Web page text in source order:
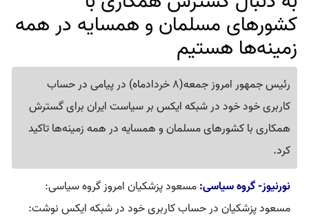
کشورهای مسلمان و همسایه در همه
زمینه‌ها هستیم
رئیس جمهور امروز جمعه(8 خردادماه) در پیامی در حساب
کاربری خود خود در شبکه ایکس بر سیاست ایران برای گسترش
همکاری با کشورهای مسلمان و همسایه در همه زمینه‌ها تاکید
کرد.
نورنیوز- گروه سیاسی:مسعود پزشکیان امروز گروه سیاسی:
مسعود پزشکیان در حساب کاربری خود در شبکه ایکس نوشت: